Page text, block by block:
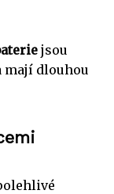
jsou
mají dlouhou